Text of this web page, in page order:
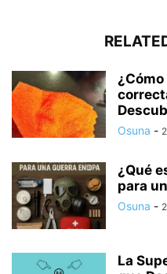
Osuna -
¿Qué
para
Osuna -
La